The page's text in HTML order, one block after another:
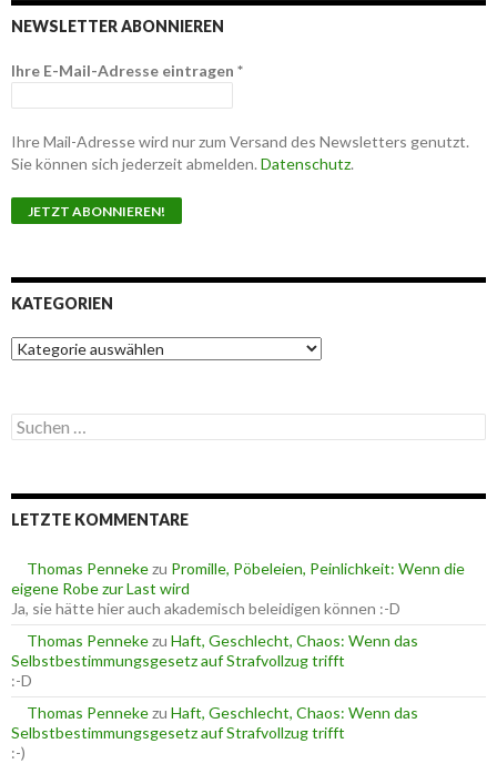
NEWSLETTER ABONNIEREN
Ihre E-Mail-Adresse eintragen *
Ihre Mail-Adresse wird nur zum Versand des Newsletters genutzt.
Sie können sich jederzeit abmelden. Datenschutz.
KATEGORIEN
K
a
g
o
n
S
u
e
n
c
h
:
LETZTE KOMMENTARE
Thomas Pennekezu Promille, Pöbeleien, Peinlichkeit: Wenn die
eigene Robe zur Last wird
Ja, sie hätte hier auch akademisch beleidigen können :-D
Thomas Pennekezu Haft, Geschlecht, Chaos: Wenn das
Selbstbestimmungsgesetz auf Strafvollzug trifft
:-D
Thomas Pennekezu Haft, Geschlecht, Chaos: Wenn das
Selbstbestimmungsgesetz auf Strafvollzug trifft
:-)